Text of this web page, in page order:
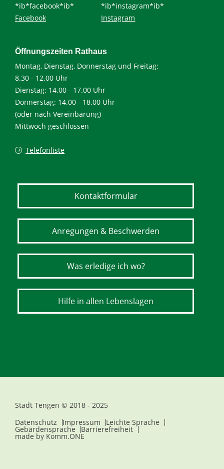
*ib*facebook*ib*
Facebook
*ib*instagram*ib*
Instagram
Öffnungszeiten Rathaus
Montag, Dienstag, Donnerstag und Freitag:
8.30 - 12.00 Uhr
Dienstag: 14.00 - 17.00 Uhr
Donnerstag: 14.00 - 18.00 Uhr
(oder nach Vereinbarung)
Mittwoch geschlossen
Telefonliste
Kontaktformular
Anregungen & Beschwerden
Was erledige ich wo?
Hilfe in allen Lebenslagen
Stadt Tengen © 2018 - 2025
Datenschutz
Impressum Leichte Sprache
Gebärdensprache Barrierefreiheit
made by Komm.ONE